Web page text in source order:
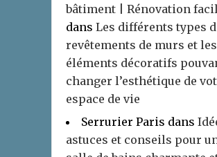
bâtiment | Rénovation
dans Les différents types
revêtements de murs et les
éléments décoratifs
changer l’esthétique de
espace de vie
Serrurier Paris dans
astuces et conseils pour